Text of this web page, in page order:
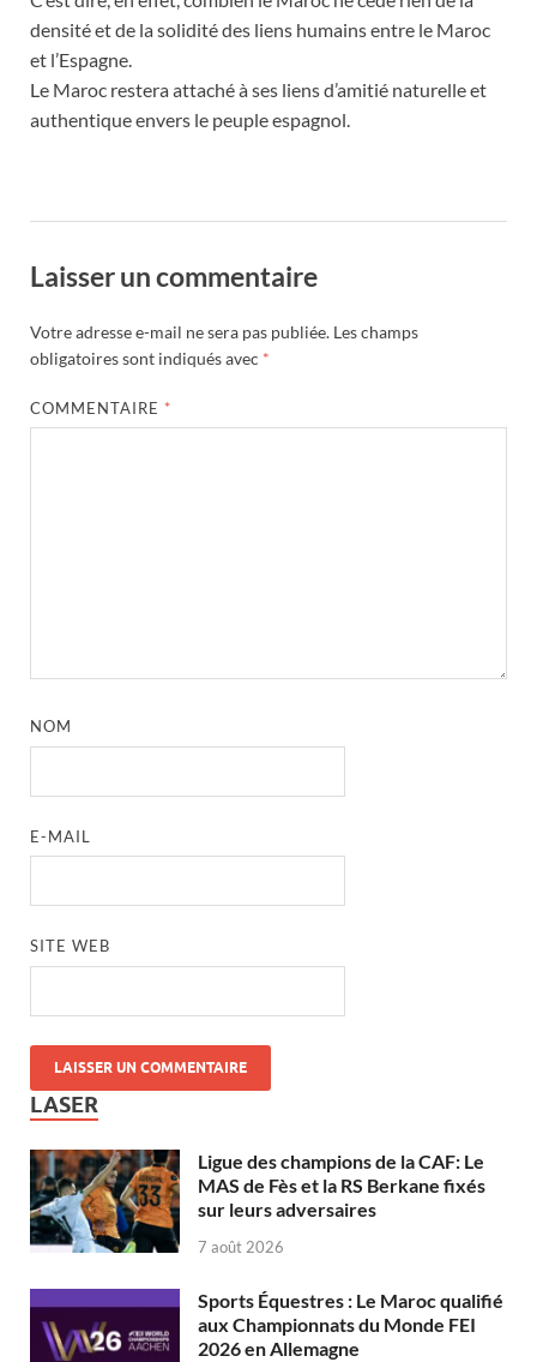
densité et de la solidité des liens humains entre le Maroc
et l’Espagne.
Le Maroc restera attaché à ses liens d’amitié naturelle et
authentique envers le peuple espagnol.
Laisser un commentaire
Votre adresse e-mail ne sera pas publiée. Les champs
obligatoires sont indiqués avec *
COMMENTAIRE *
NOM
E-MAIL
SITE WEB
LASER
Ligue des champions de la CAF: Le
MAS de Fès et la RS Berkane fixés
sur leurs adversaires
7 août 2026
Sports Équestres : Le Maroc qualifié
aux Championnats du Monde FEI
2026 en Allemagne